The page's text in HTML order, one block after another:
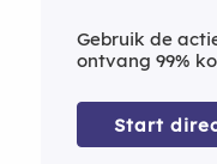
Gebruik de
ontvang 99%
Start